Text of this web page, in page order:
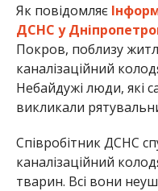
Як повідомляє
ДСНС у
Покров, поблизу
каналізаційний
Небайдужі люди, які
викликали
Співробітник ДСНС
каналізаційний
тварин. Всі вони